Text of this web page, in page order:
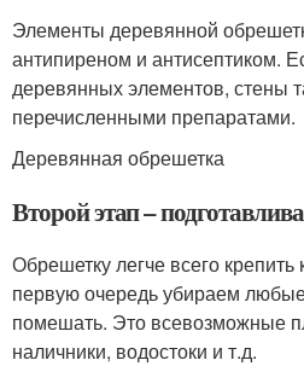
Элементы деревянной
антипиреном и антисептиком.
деревянных элементов, стены
перечисленными препаратами.
Деревянная обрешетка
Второй этап –
Обрешетку легче всего
первую очередь убираем
помешать. Это всевозможные
наличники, водостоки и т.д.